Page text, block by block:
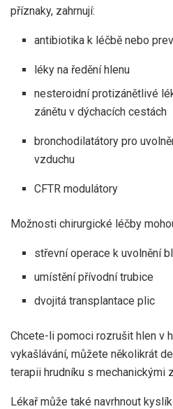
příznaky, zahrnují:
antibiotika k léčbě nebo
léky na ředění hlenu
nesteroidní protizánětlivé
zánětu v dýchacích cestách
bronchodilatátory pro
vzduchu
CFTR modulátory
Možnosti chirurgické léčby
střevní operace k uvolnění
umístění přívodní trubice
dvojitá transplantace plic
Chcete-li pomoci rozrušit hlen v
vykašlávání, můžete několikrát
terapii hrudníku s mechanickými
Lékař může také navrhnout